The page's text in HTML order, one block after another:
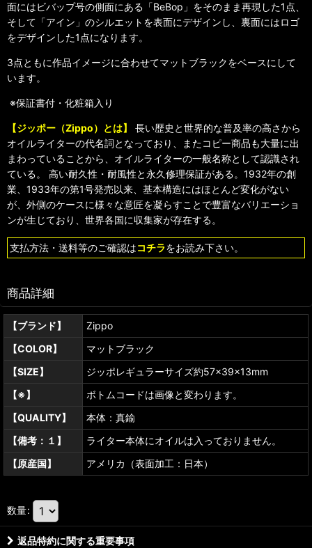
面にはビバップ号の側面にある「BeBop」をそのまま再現した1点、
そして「アイン」のシルエットを表面にデザインし、裏面にはロゴ
をデザインした1点になります。
3点ともに作品イメージに合わせてマットブラックをベースにして
います。
※保証書付・化粧箱入り
【ジッポー（Zippo）とは】
長い歴史と世界的な普及率の高さから
オイルライターの代名詞となっており、またコピー商品も大量に出
まわっていることから、オイルライターの一般名称として認識され
ている。 高い耐久性・耐風性と永久修理保証がある。1932年の創
業、1933年の第1号発売以来、基本構造にはほとんど変化がない
が、外側のケースに様々な意匠を凝らすことで豊富なバリエーショ
ンが生じており、世界各国に収集家が存在する。
支払方法・送料等のご確認はコチラをお読み下さい。
商品詳細
【ブランド】
Zippo
【COLOR】
マットブラック
【SIZE】
ジッポレギュラーサイズ約57×39×13mm
【※】
ボトムコードは画像と変わります。
【QUALITY】
本体：真鍮
【備考：１】
ライター本体にオイルは入っておりません。
【原産国】
アメリカ（表面加工：日本）
数量:
返品特約に関する重要事項